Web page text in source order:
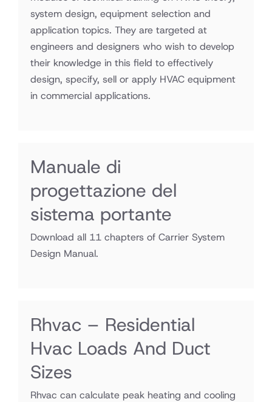
system design, equipment selection and
application topics. They are targeted at
engineers and designers who wish to develop
their knowledge in this field to effectively
design, specify, sell or apply HVAC equipment
in commercial applications.
Manuale di
progettazione del
sistema portante
Download all 11 chapters of Carrier System
Design Manual.
Rhvac – Residential
Hvac Loads And Duct
Sizes
Rhvac can calculate peak heating and cooling